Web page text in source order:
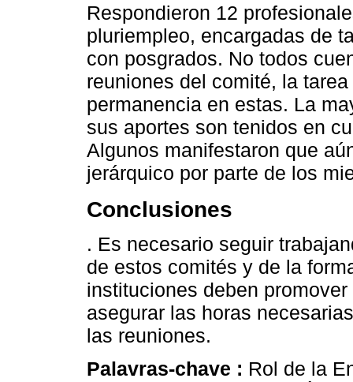
Respondieron 12
pluriempleo, encargadas de
con posgrados. No todos
reuniones del comité, la
permanencia en estas. La
sus aportes son tenidos en
Algunos manifestaron que
jerárquico por parte de los
Conclusiones
. Es necesario seguir
de estos comités y de la
instituciones deben
asegurar las horas
las reuniones.
Palavras-chave : Rol de la